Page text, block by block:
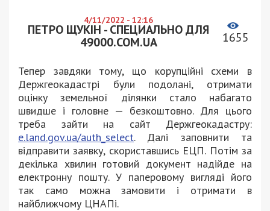
4/11/2022 - 12:16
ПЕТРО ЩУКІН - СПЕЦИАЛЬНО ДЛЯ
49000.COM.UA
1655
Тепер завдяки тому, що корупційні схеми в
Держгеокадастрі були подолані, отримати
оцінку земельної ділянки стало набагато
швидше і головне — безкоштовно. Для цього
треба зайти на сайт Держгеокадастру:
e.land.gov.ua/auth_select. Далі заповнити та
відправити заявку, скориставшись ЕЦП. Потім за
декілька хвилин готовий документ надійде на
електронну пошту. У паперовому вигляді його
так само можна замовити і отримати в
найближчому ЦНАПі.